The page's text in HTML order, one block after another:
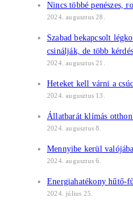
Nincs többé penészes,
2024. augusztus 28.
Szabad bekapcsolt
csinálják, de több
2024. augusztus 21.
Heteket kell várni a
2024. augusztus 13.
Állatbarát klímás
2024. augusztus 8.
Mennyibe kerül
2024. augusztus 6.
Energiahatékony hűtő-
2024. július 25.